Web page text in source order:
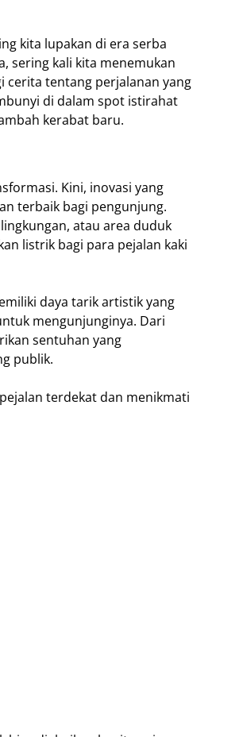
kita lupakan di era serba
sering kali kita menemukan
cerita tentang perjalanan yang
di dalam spot istirahat
kerabat baru.
Kini, inovasi yang
terbaik bagi pengunjung.
atau area duduk
listrik bagi para pejalan kaki
daya tarik artistik yang
mengunjunginya. Dari
sentuhan yang
publik.
terdekat dan menikmati